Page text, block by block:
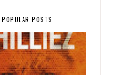
POPULAR POSTS